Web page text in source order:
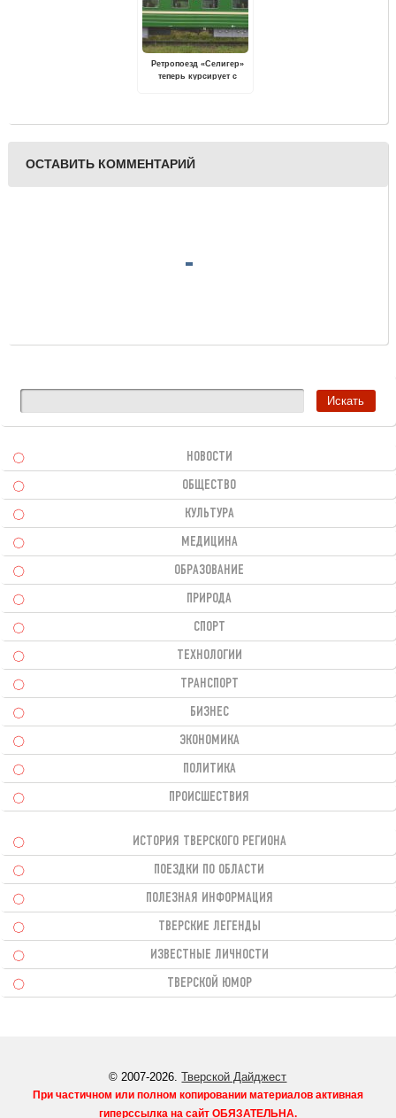
Ретропоезд «Селигер»
теперь курсирует с
цвет
ОСТАВИТЬ КОММЕНТАРИЙ
НОВОСТИ
ОБЩЕСТВО
КУЛЬТУРА
МЕДИЦИНА
ОБРАЗОВАНИЕ
ПРИРОДА
СПОРТ
ТЕХНОЛОГИИ
ТРАНСПОРТ
БИЗНЕС
ЭКОНОМИКА
ПОЛИТИКА
ПРОИСШЕСТВИЯ
ИСТОРИЯ ТВЕРСКОГО РЕГИОНА
ПОЕЗДКИ ПО ОБЛАСТИ
ПОЛЕЗНАЯ ИНФОРМАЦИЯ
ТВЕРСКИЕ ЛЕГЕНДЫ
ИЗВЕСТНЫЕ ЛИЧНОСТИ
ТВЕРСКОЙ ЮМОР
© 2007-2026.Тверской Дайджест
При частичном или полном копировании материалов активная
гиперссылка на сайт ОБЯЗАТЕЛЬНА.